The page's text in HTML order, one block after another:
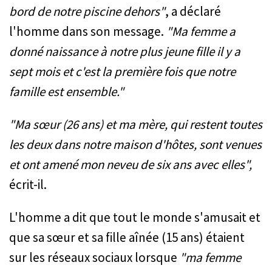
bord de notre piscine dehors", a déclaré
l'homme dans son message. "Ma femme a
donné naissance à notre plus jeune fille il y a
sept mois et c'est la première fois que notre
famille est ensemble."
"Ma sœur (26 ans) et ma mère, qui restent toutes
les deux dans notre maison d'hôtes, sont venues
et ont amené mon neveu de six ans avec elles",
écrit-il.
L'homme a dit que tout le monde s'amusait et
que sa sœur et sa fille aînée (15 ans) étaient
sur les réseaux sociaux lorsque "ma femme